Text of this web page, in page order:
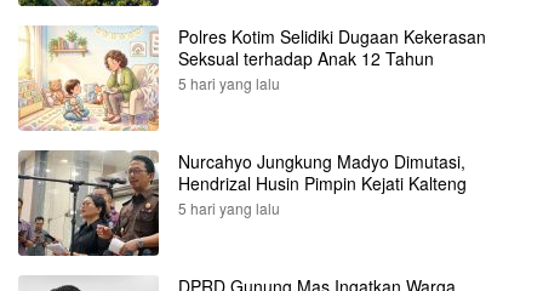
Polres Kotim Selidiki Dugaan Kekerasan
Seksual terhadap Anak 12 Tahun
5 hari yang lalu
Nurcahyo Jungkung Madyo Dimutasi,
Hendrizal Husin Pimpin Kejati Kalteng
5 hari yang lalu
DPRD Gunung Mas Ingatkan Warga